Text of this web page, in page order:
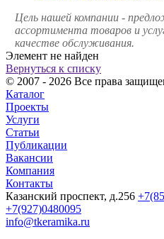
Цель нашей компании -
ассортимента товаров и
качестве обслуживания.
Элемент не найден
Вернуться к списку
© 2007 - 2026 Все права
Каталог
Проекты
Услуги
Статьи
Публикации
Вакансии
Компания
Контакты
Казанский проспект, д.256
+7(927)0480095
info@tkeramika.ru